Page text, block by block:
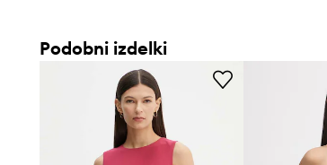
Podobni izdelki